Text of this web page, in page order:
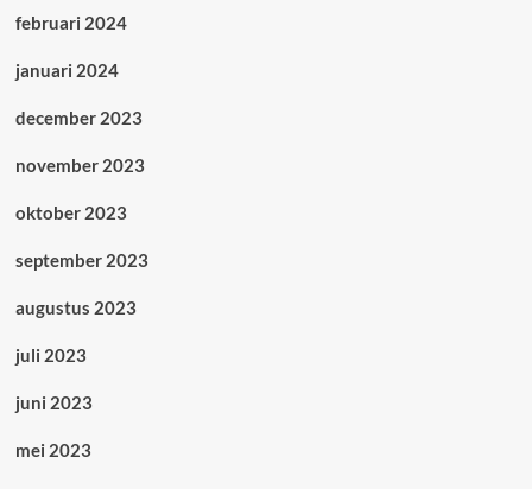
februari 2024
januari 2024
december 2023
november 2023
oktober 2023
september 2023
augustus 2023
juli 2023
juni 2023
mei 2023